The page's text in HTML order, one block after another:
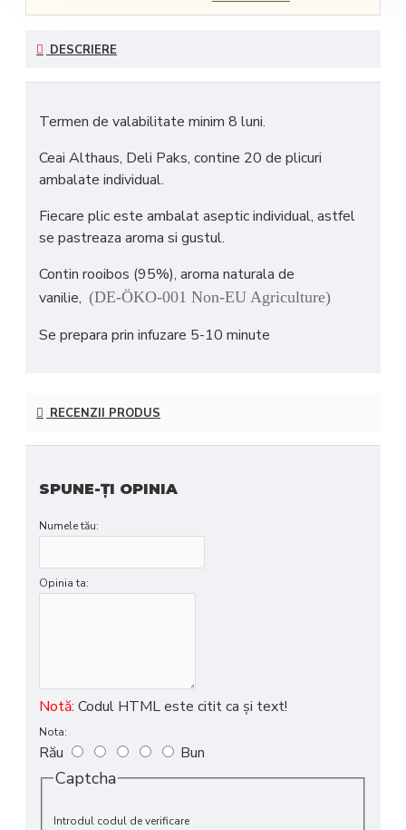
DESCRIERE
Termen de valabilitate minim 8 luni.
Ceai Althaus, Deli Paks, contine 20 de plicuri
ambalate individual.
Fiecare plic este ambalat aseptic individual, astfel
se pastreaza aroma si gustul.
Contin rooibos (95%), aroma naturala de
vanilie, (DE-ÖKO-001 Non-EU Agriculture)
Se prepara prin infuzare 5-10 minute
RECENZII PRODUS
SPUNE-ŢI OPINIA
Numele tău:
Opinia ta:
Notă: Codul HTML este citit ca şi text!
Nota:
Rău Bun
Captcha
Introdul codul de verificare